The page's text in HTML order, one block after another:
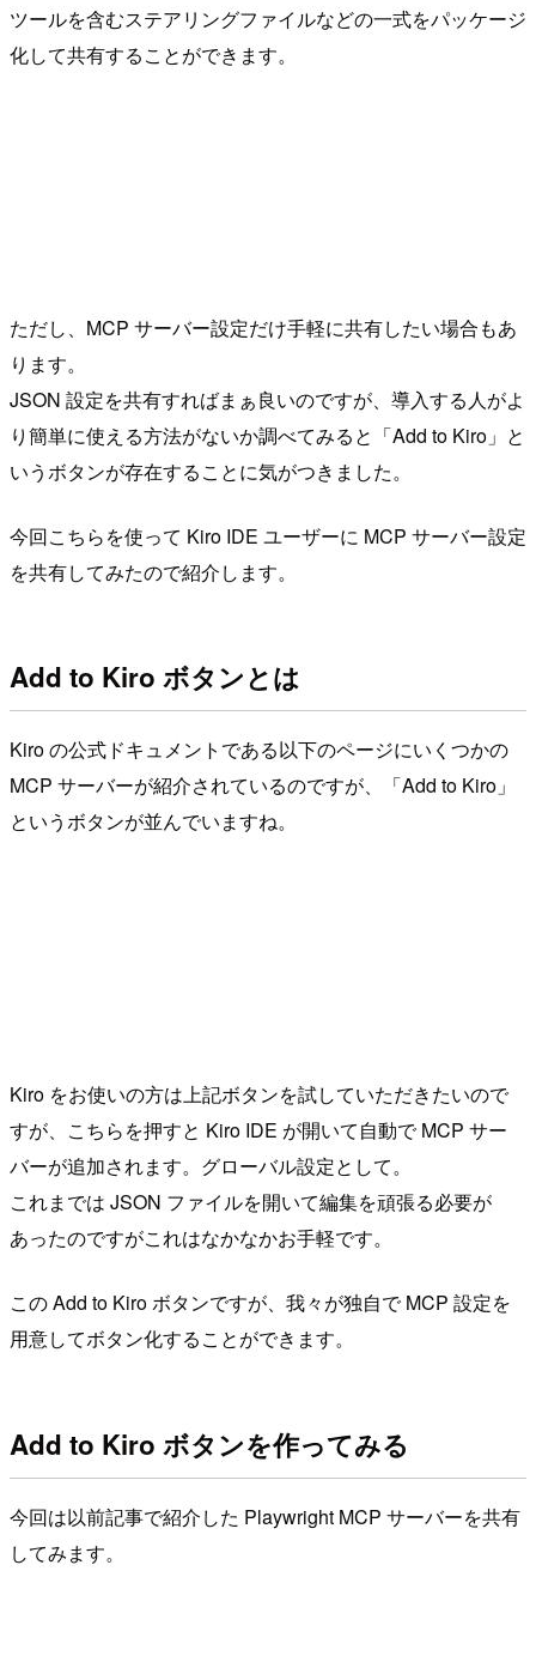
ツールを含むステアリングファイルなどの一式をパッケージ
化して共有することができます。
ただし、MCP サーバー設定だけ手軽に共有したい場合もあ
ります。
JSON 設定を共有すればまぁ良いのですが、導入する人がよ
り簡単に使える方法がないか調べてみると「Add to Kiro」と
いうボタンが存在することに気がつきました。
今回こちらを使って Kiro IDE ユーザーに MCP サーバー設定
を共有してみたので紹介します。
Add to Kiro ボタンとは
Kiro の公式ドキュメントである以下のページにいくつかの
MCP サーバーが紹介されているのですが、「Add to Kiro」
というボタンが並んでいますね。
Kiro をお使いの方は上記ボタンを試していただきたいので
すが、こちらを押すと Kiro IDE が開いて自動で MCP サー
バーが追加されます。グローバル設定として。
これまでは JSON ファイルを開いて編集を頑張る必要が
あったのですがこれはなかなかお手軽です。
この Add to Kiro ボタンですが、我々が独自で MCP 設定を
用意してボタン化することができます。
Add to Kiro ボタンを作ってみる
今回は以前記事で紹介した Playwright MCP サーバーを共有
してみます。